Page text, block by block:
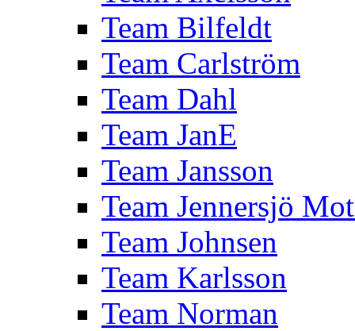
Team Bilfeldt
Team Carlström
Team Dahl
Team JanE
Team Jansson
Team Jennersjö
Team Johnsen
Team Karlsson
Team Norman